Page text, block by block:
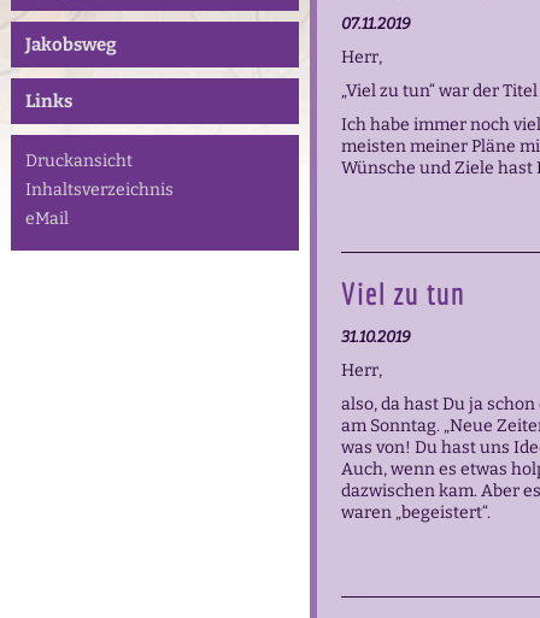
Jakobsweg
Links
Druckansicht
Inhaltsverzeichnis
eMail
07.11.2019
Herr,
„Viel zu tun“ war der
Ich habe immer noch
meisten meiner Pläne
Wünsche und Ziele hast
Viel zu tun
31.10.2019
Herr,
also, da hast Du ja
am Sonntag. „Neue
was von! Du hast uns
Auch, wenn es etwas
dazwischen kam. Aber
waren „begeistert“.